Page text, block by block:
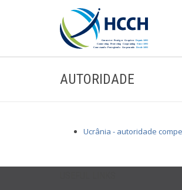
AUTORIDADE
Ucrânia - autoridade